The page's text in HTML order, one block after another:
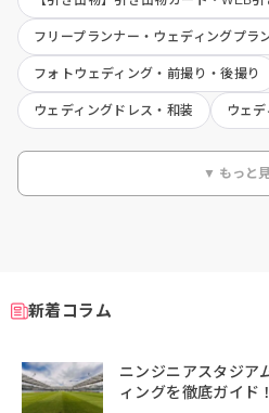
フリープランナー・ウェディングプラ
フォトウェディング・前撮り・後撮り
ウェディングドレス・和装 ウェ
▼ もっと
新着コラム
ニンジニアスタジア
ィングを徹底ガイド！